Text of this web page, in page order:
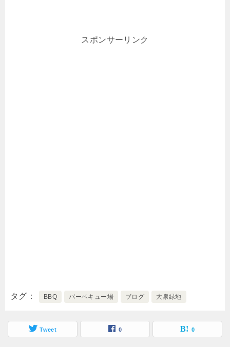
スポンサーリンク
タグ BBQ バーベキュー場 ブログ 大泉緑地
Tweet 0 0